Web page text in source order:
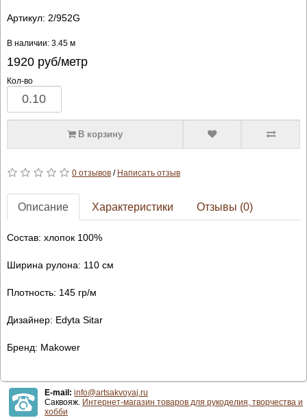
Артикул: 2/952G
В наличии: 3.45 м
1920руб/метр
Кол-во
В корзину
0 отзывов/ Написать отзыв
Описание Характеристики Отзывы (0)
Состав: хлопок 100%
Ширина рулона: 110 см
Плотность: 145 гр/м
Дизайнер: Edyta Sitar
Бренд: Makower
E-mail: info@artsakvoyaj.ru
Саквояж. Интернет-магазин товаров для рукоделия, творчества и
хобби